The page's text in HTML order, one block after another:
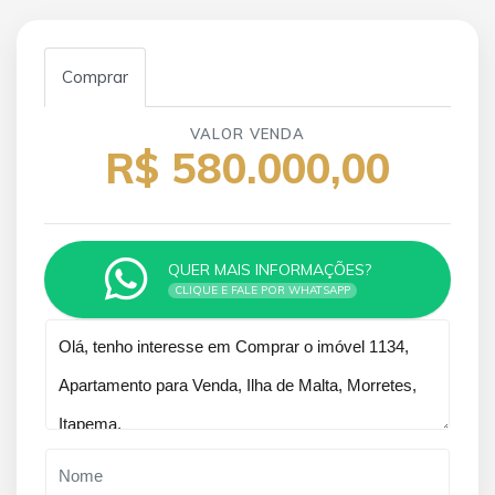
Comprar
VALOR VENDA
R$ 580.000,00
QUER MAIS INFORMAÇÕES?
CLIQUE E FALE POR WHATSAPP